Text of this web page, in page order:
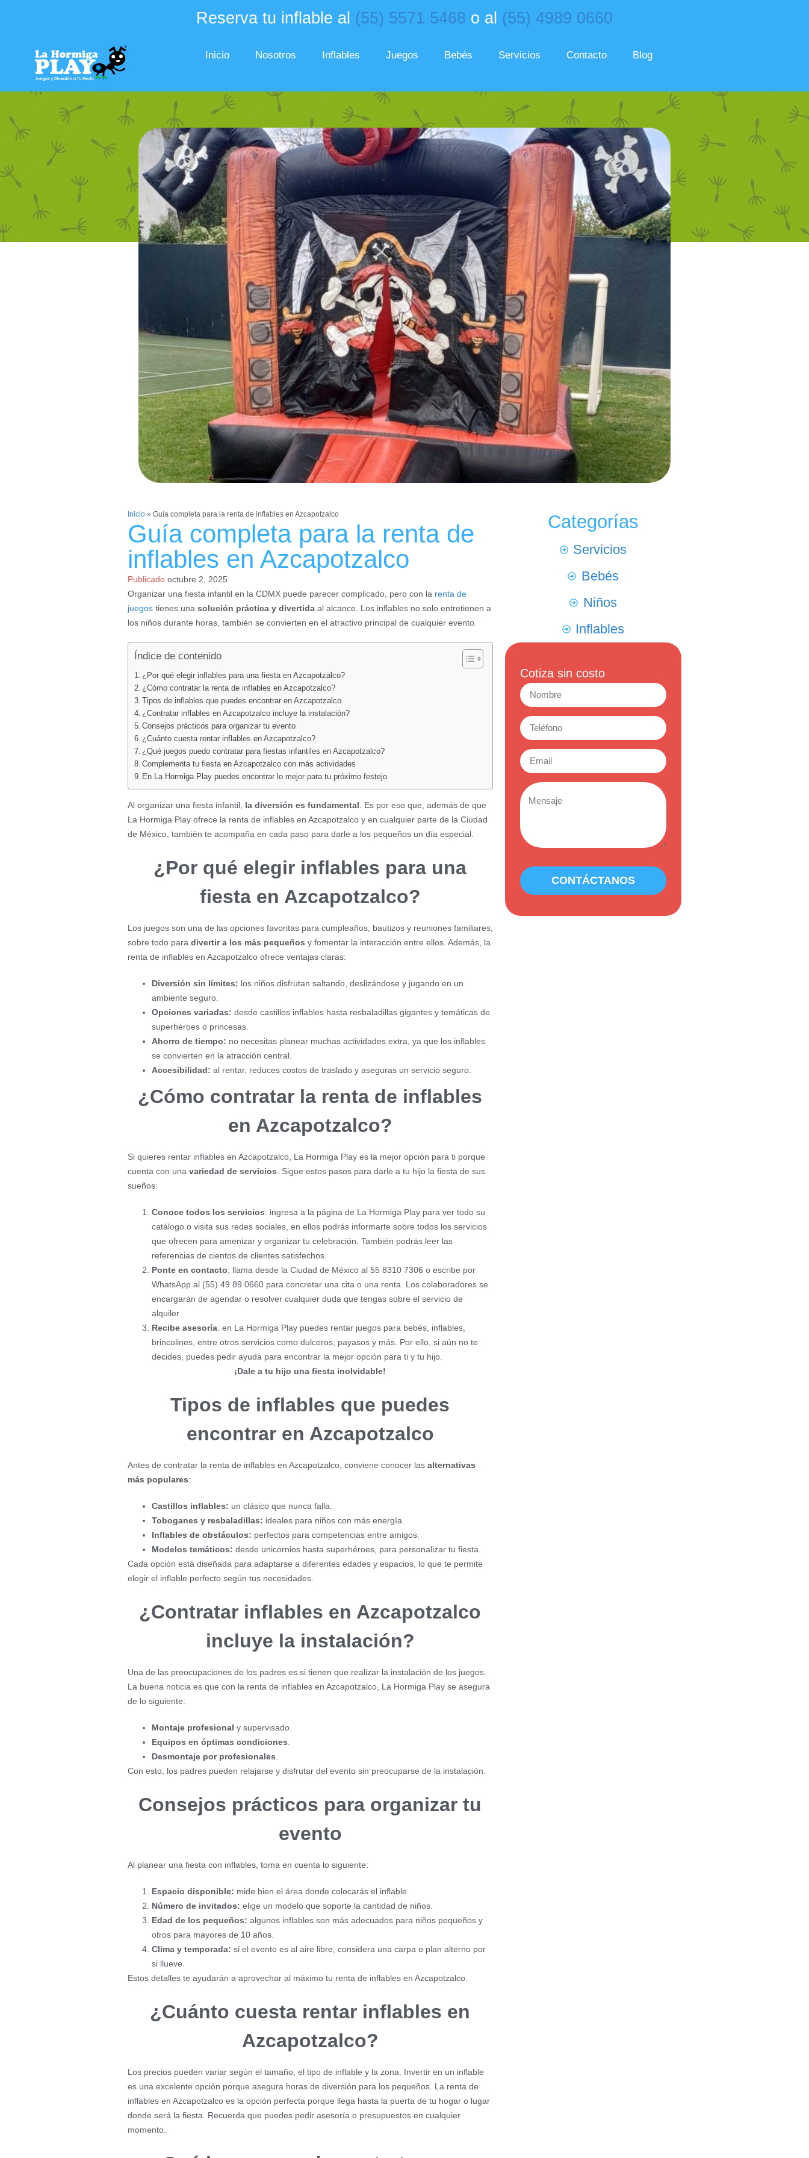
Reserva tu inflable al (55) 5571 5468 o al (55) 4989 0660
Inicio Nosotros Inflables Juegos Bebés Servicios Contacto Blog
Inicio» Guía completa para la renta de inflables en Azcapotzalco
Guía completa para la renta de
inflables en Azcapotzalco
Publicado octubre 2, 2025
Organizar una fiesta infantil en la CDMX puede parecer complicado, pero con la renta de
juegostienes una solución práctica y divertidaal alcance. Los inflables no solo entretienen a
los niños durante horas, también se convierten en el atractivo principal de cualquier evento.
Índice de contenido
¿Por qué elegir inflables para una fiesta en Azcapotzalco?
¿Cómo contratar la renta de inflables en Azcapotzalco?
Tipos de inflables que puedes encontrar en Azcapotzalco
¿Contratar inflables en Azcapotzalco incluye la instalación?
Consejos prácticos para organizar tu evento
¿Cuánto cuesta rentar inflables en Azcapotzalco?
¿Qué juegos puedo contratar para fiestas infantiles en Azcapotzalco?
Complementa tu fiesta en Azcapotzalco con más actividades
En La Hormiga Play puedes encontrar lo mejor para tu próximo festejo
Al organizar una fiesta infantil, la diversión es fundamental . Es por eso que, además de que
La Hormiga Play ofrece la renta de inflables en Azcapotzalco y en cualquier parte de la Ciudad
de México, también te acompaña en cada paso para darle a los pequeños un día especial.
¿Por qué elegir inflables para una
fiesta en Azcapotzalco?
Los juegos son una de las opciones favoritas para cumpleaños, bautizos y reuniones familiares,
sobre todo para divertir a los más pequeños y fomentar la interacción entre ellos. Además, la
renta de inflables en Azcapotzalco ofrece ventajas claras:
Diversión sin límites: los niños disfrutan saltando, deslizándose y jugando en un
ambiente seguro.
Opciones variadas: desde castillos inflables hasta resbaladillas gigantes y temáticas de
superhéroes o princesas.
Ahorro de tiempo: no necesitas planear muchas actividades extra, ya que los inflables
se convierten en la atracción central.
Accesibilidad: al rentar, reduces costos de traslado y aseguras un servicio seguro.
¿Cómo contratar la renta de inflables
en Azcapotzalco?
Si quieres rentar inflables en Azcapotzalco, La Hormiga Play es la mejor opción para ti porque
cuenta con una variedad de servicios . Sigue estos pasos para darle a tu hijo la fiesta de sus
sueños:
Conoce todos los servicios: ingresa a la página de La Hormiga Play para ver todo su
catálogo o visita sus redes sociales, en ellos podrás informarte sobre todos los servicios
que ofrecen para amenizar y organizar tu celebración. También podrás leer las
referencias de cientos de clientes satisfechos.
Ponte en contacto: llama desde la Ciudad de México al 55 8310 7306 o escribe por
WhatsApp al (55) 49 89 0660 para concretar una cita o una renta. Los colaboradores se
encargarán de agendar o resolver cualquier duda que tengas sobre el servicio de
alquiler.
Recibe asesoría: en La Hormiga Play puedes rentar juegos para bebés, inflables,
brincolines, entre otros servicios como dulceros, payasos y más. Por ello, si aún no te
decides, puedes pedir ayuda para encontrar la mejor opción para ti y tu hijo.
¡Dale a tu hijo una fiesta inolvidable!
Tipos de inflables que puedes
encontrar en Azcapotzalco
Antes de contratar la renta de inflables en Azcapotzalco, conviene conocer las alternativas
más populares:
Castillos inflables: un clásico que nunca falla.
Toboganes y resbaladillas: ideales para niños con más energía.
Inflables de obstáculos: perfectos para competencias entre amigos.
Modelos temáticos: desde unicornios hasta superhéroes, para personalizar tu fiesta.
Cada opción está diseñada para adaptarse a diferentes edades y espacios, lo que te permite
elegir el inflable perfecto según tus necesidades.
¿Contratar inflables en Azcapotzalco
incluye la instalación?
Una de las preocupaciones de los padres es si tienen que realizar la instalación de los juegos.
La buena noticia es que con la renta de inflables en Azcapotzalco, La Hormiga Play se asegura
de lo siguiente:
Montaje profesional y supervisado.
Equipos en óptimas condiciones
Desmontaje por profesionales
Con esto, los padres pueden relajarse y disfrutar del evento sin preocuparse de la instalación.
Consejos prácticos para organizar tu
evento
Al planear una fiesta con inflables, toma en cuenta lo siguiente:
Espacio disponible: mide bien el área donde colocarás el inflable.
Número de invitados: elige un modelo que soporte la cantidad de niños.
Edad de los pequeños: algunos inflables son más adecuados para niños pequeños y
otros para mayores de 10 años.
Clima y temporada: si el evento es al aire libre, considera una carpa o plan alterno por
si llueve.
Estos detalles te ayudarán a aprovechar al máximo tu renta de inflables en Azcapotzalco.
¿Cuánto cuesta rentar inflables en
Azcapotzalco?
Los precios pueden variar según el tamaño, el tipo de inflable y la zona. Invertir en un inflable
es una excelente opción porque asegura horas de diversión para los pequeños. La renta de
inflables en Azcapotzalco es la opción perfecta porque llega hasta la puerta de tu hogar o lugar
donde será la fiesta. Recuerda que puedes pedir asesoría o presupuestos en cualquier
momento.
Categorías
Servicios
Bebés
Niños
Inflables
Cotiza sin costo
CONTÁCTANOS